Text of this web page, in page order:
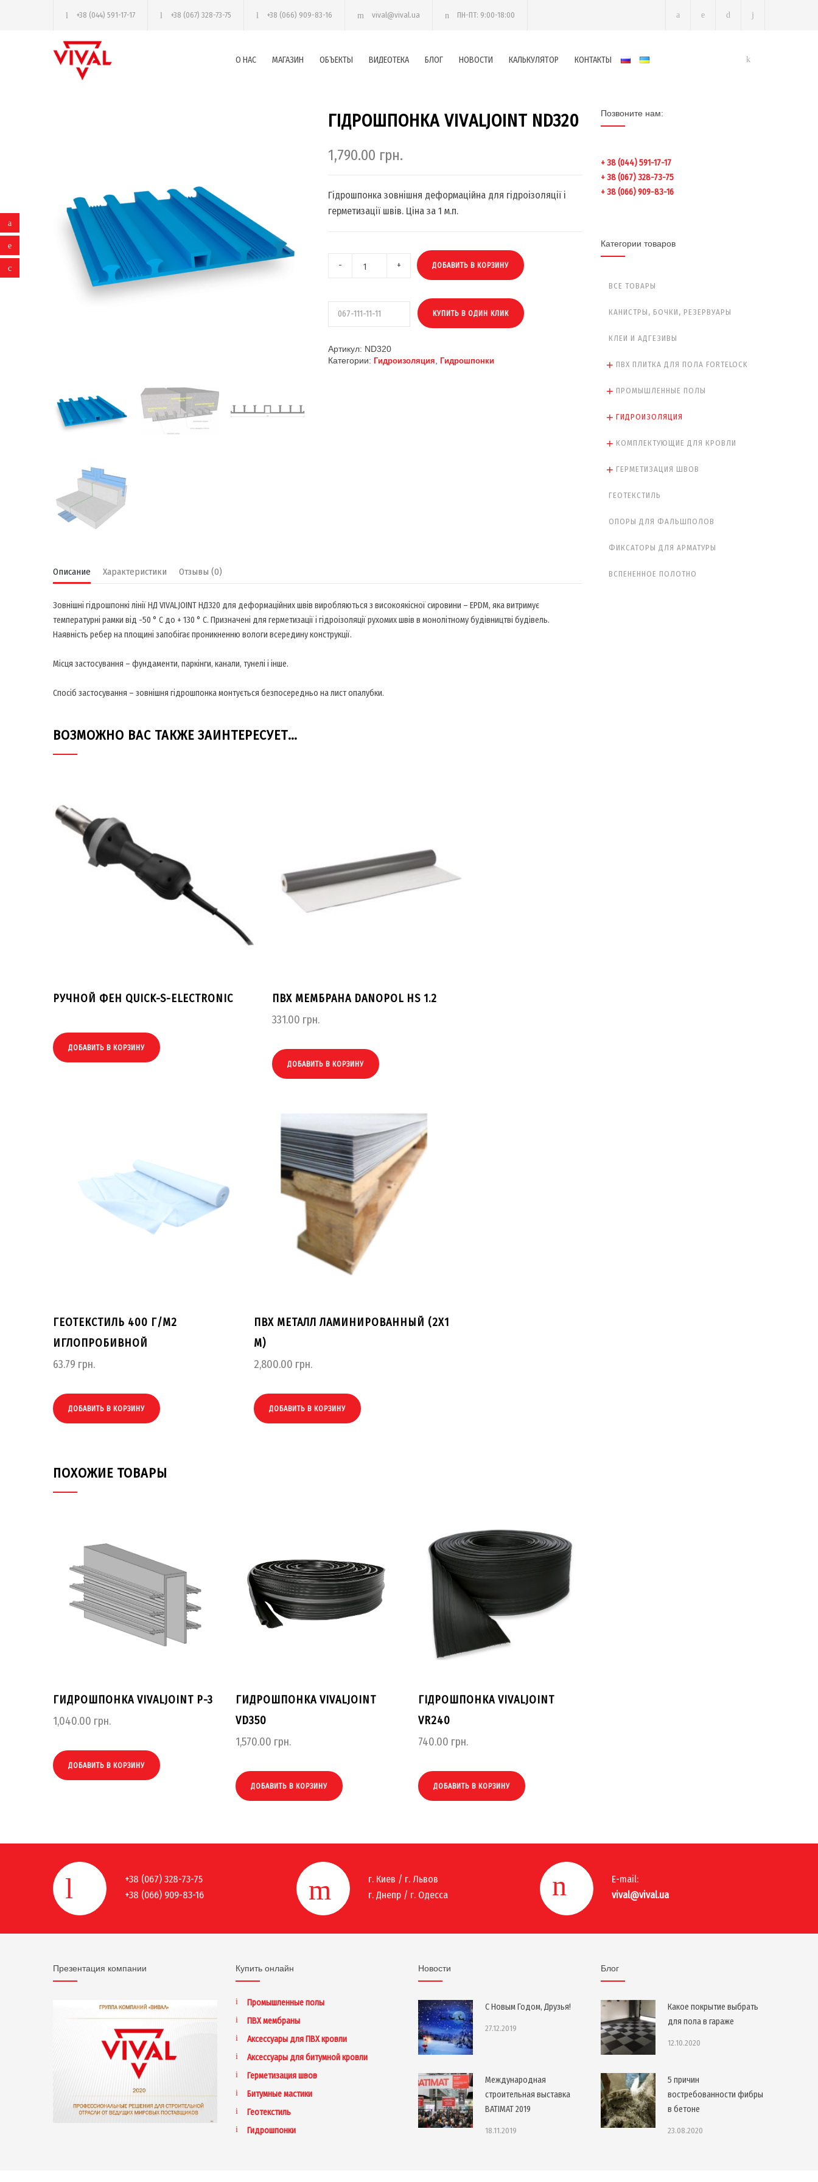
+38 (044) 591-17-17 +38 (067) 328-73-75 +38 (066) 909-83-16 vival@vival.ua ПН-ПТ: 9:00-18:00
О НАС МАГАЗИН ОБЪЕКТЫ ВИДЕОТЕКА БЛОГ НОВОСТИ КАЛЬКУЛЯТОР КОНТАКТЫ
ГІДРОШПОНКА VIVALJOINT ND320
1,790.00 грн.
Гідрошпонка зовнішня деформаційна для гідроізоляції і
герметизації швів. Ціна за 1 м.п.
ДОБАВИТЬ В КОРЗИНУ
Артикул: ND320
Категории:Гидроизоляция ,Гидрошпонки
Описание Характеристики Отзывы (0)
Зовнішні гідрошпонкі лінії НД VIVALJOINT НД320 для деформаційних швів виробляються з високоякісної сировини – EPDM, яка витримує
температурні рамки від -50 ° C до + 130 ° C. Призначені для герметизації і гідроізоляції рухомих швів в монолітному будівництві будівель.
Наявність ребер на площині запобігає проникненню вологи всередину конструкції.
Місця застосування – фундаменти, паркінги, канали, тунелі і інше.
Спосіб застосування – зовнішня гідрошпонка монтується безпосередньо на лист опалубки.
ВОЗМОЖНО ВАС ТАКЖЕ ЗАИНТЕРЕСУЕТ…
РУЧНОЙ ФЕН QUICK-S-ELECTRONIC
ДОБАВИТЬ В КОРЗИНУ
ПВХ МЕМБРАНА DANOPOL HS 1.2
331.00 грн.
ДОБАВИТЬ В КОРЗИНУ
ГЕОТЕКСТИЛЬ 400 Г/М2
ИГЛОПРОБИВНОЙ
63.79 грн.
ДОБАВИТЬ В КОРЗИНУ
ПВХ МЕТАЛЛ ЛАМИНИРОВАННЫЙ (2Х1
М)
2,800.00 грн.
ДОБАВИТЬ В КОРЗИНУ
ПОХОЖИЕ ТОВАРЫ
ГИДРОШПОНКА VIVALJOINT P-3
1,040.00 грн.
ДОБАВИТЬ В КОРЗИНУ
ГИДРОШПОНКА VIVALJOINT
VD350
1,570.00 грн.
ДОБАВИТЬ В КОРЗИНУ
ГІДРОШПОНКА VIVALJOINT
VR240
740.00 грн.
ДОБАВИТЬ В КОРЗИНУ
Позвоните нам:
+ 38 (044) 591-17-17
+ 38 (067) 328-73-75
+ 38 (066) 909-83-16
Категории товаров
ВСЕ ТОВАРЫ
КАНИСТРЫ, БОЧКИ, РЕЗЕРВУАРЫ
КЛЕИ И АДГЕЗИВЫ
ПВХ ПЛИТКА ДЛЯ ПОЛА FORTELOCK
ПРОМЫШЛЕННЫЕ ПОЛЫ
ГИДРОИЗОЛЯЦИЯ
КОМПЛЕКТУЮЩИЕ ДЛЯ КРОВЛИ
ГЕРМЕТИЗАЦИЯ ШВОВ
ГЕОТЕКСТИЛЬ
ОПОРЫ ДЛЯ ФАЛЬШПОЛОВ
ФИКСАТОРЫ ДЛЯ АРМАТУРЫ
ВСПЕНЕННОЕ ПОЛОТНО
+38 (067) 328-73-75
+38 (066) 909-83-16
г. Киев / г. Львов
г. Днепр / г. Одесса
E-mail:
vival@vival.ua
Презентация компании Купить онлайн
Промышленные полы
ПВХ мембраны
Аксессуары для ПВХ кровли
Аксессуары для битумной кровли
Герметизация швов
Битумные мастики
Геотекстиль
Гидрошпонки
Новости
С Новым Годом, Друзья!
27.12.2019
Международная
строительная выставка
BATIMAT 2019
18.11.2019
Блог
Какое покрытие выбрать
для пола в гараже
12.10.2020
5 причин
востребованности фибры
в бетоне
23.08.2020